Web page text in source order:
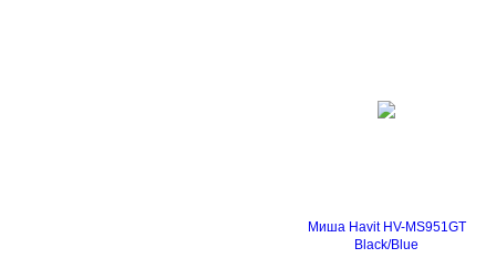
Миша Havit HV-MS951GT
Black/Blue